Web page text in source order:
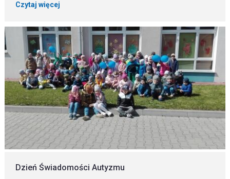
Czytaj więcej
Dzień Świadomości Autyzmu